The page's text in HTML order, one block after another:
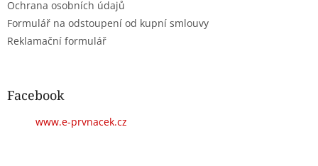
Ochrana osobních údajů
Formulář na odstoupení od kupní smlouvy
Reklamační formulář
Facebook
www.e-prvnacek.cz